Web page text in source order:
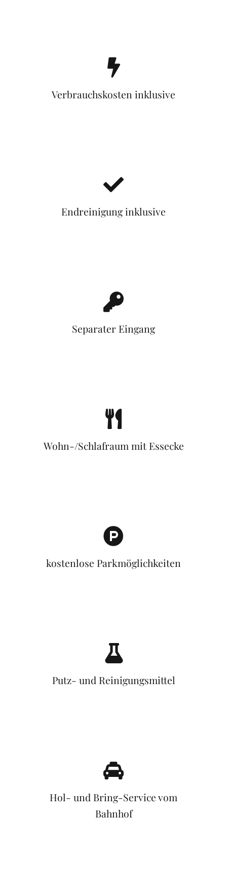
Verbrauchskosten inklusive
Endreinigung inklusive
Separater Eingang
Wohn-/Schlafraum mit Essecke
kostenlose Parkmöglichkeiten
Putz- und Reinigungsmittel
Hol- und Bring-Service vom
Bahnhof